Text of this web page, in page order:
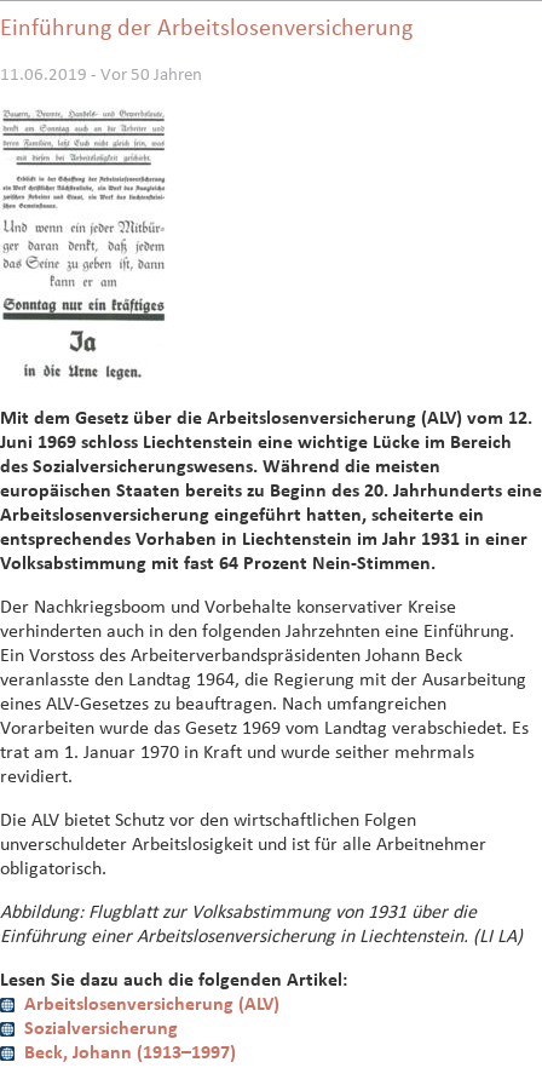
Einführung der Arbeitslosenversicherung
11.06.2019 - Vor 50 Jahren
Mit dem Gesetz über die Arbeitslosenversicherung (ALV) vom 12.
Juni 1969 schloss Liechtenstein eine wichtige Lücke im Bereich
des Sozialversicherungswesens. Während die meisten
europäischen Staaten bereits zu Beginn des 20. Jahrhunderts eine
Arbeitslosenversicherung eingeführt hatten, scheiterte ein
entsprechendes Vorhaben in Liechtenstein im Jahr 1931 in einer
Volksabstimmung mit fast 64 Prozent Nein-Stimmen.
Der Nachkriegsboom und Vorbehalte konservativer Kreise
verhinderten auch in den folgenden Jahrzehnten eine Einführung.
Ein Vorstoss des Arbeiterverbandspräsidenten Johann Beck
veranlasste den Landtag 1964, die Regierung mit der Ausarbeitung
eines ALV-Gesetzes zu beauftragen. Nach umfangreichen
Vorarbeiten wurde das Gesetz 1969 vom Landtag verabschiedet. Es
trat am 1. Januar 1970 in Kraft und wurde seither mehrmals
revidiert.
Die ALV bietet Schutz vor den wirtschaftlichen Folgen
unverschuldeter Arbeitslosigkeit und ist für alle Arbeitnehmer
obligatorisch.
Abbildung: Flugblatt zur Volksabstimmung von 1931 über die
Einführung einer Arbeitslosenversicherung in Liechtenstein. (LI LA)
Lesen Sie dazu auch die folgenden Artikel:
Arbeitslosenversicherung (ALV)
Sozialversicherung
Beck, Johann (1913–1997)